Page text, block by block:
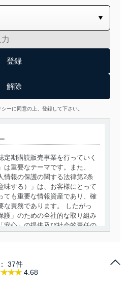
ーに同意の上、登録して下さい。
定期購読販売事業を行っていく
は重要なテーマです。また、
情報の保護の関する法律第2条
味する）」は、お客様にとって
ても重要な情報資産であり、確
な責務であります。 したがっ
護」のための全社的な取り組み
安心」の提供及び社会的責任の
・利用・提供に際して、その利
4.68
37件